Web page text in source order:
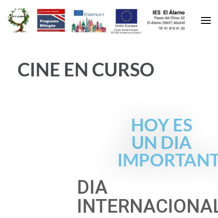
CINE EN CURSO
HOY ES
UN DIA
DIA